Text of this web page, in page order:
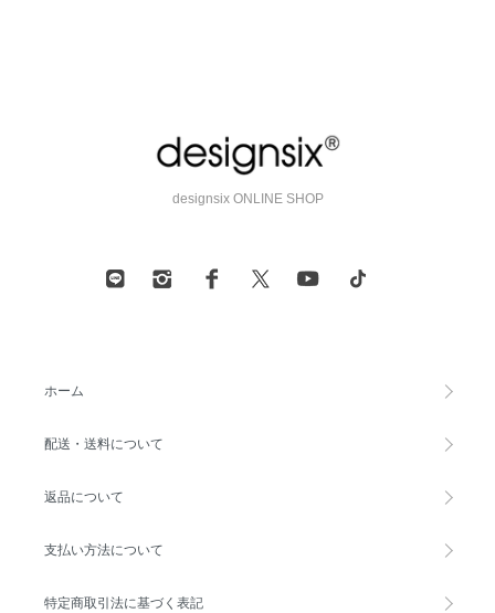
designsix ONLINE SHOP
ホーム
配送・送料について
返品について
支払い方法について
特定商取引法に基づく表記